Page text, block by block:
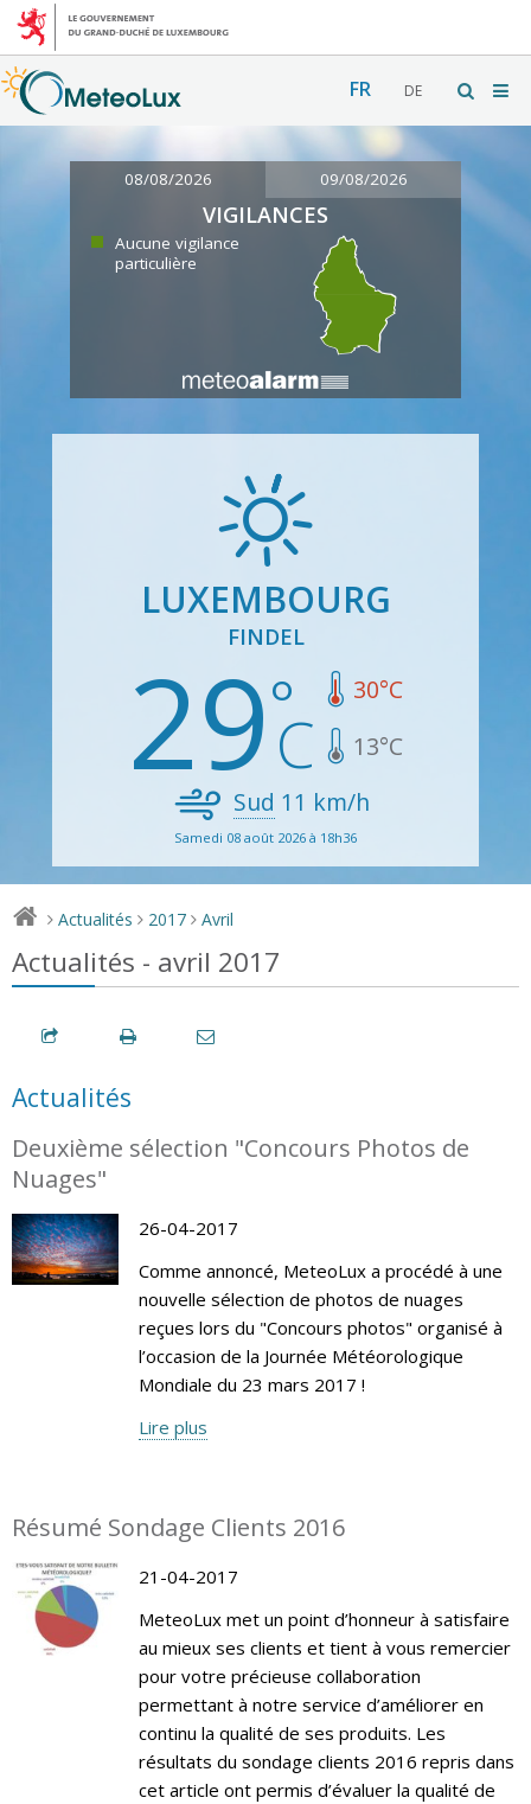
FR DE
08/08/2026 09/08/2026
VIGILANCES
Aucune vigilance
particulière
LUXEMBOURG
FINDEL
29 30°C
13°C
Sud 11 km/h
Samedi 08 août 2026 à 18h36
> Actualités > 2017 > Avril
Actualités - avril 2017
Actualités
Deuxième sélection "Concours Photos de
Nuages"
26-04-2017
Comme annoncé, MeteoLux a procédé à une
nouvelle sélection de photos de nuages
reçues lors du "Concours photos" organisé à
l’occasion de la Journée Météorologique
Mondiale du 23 mars 2017 !
Lire plus
Résumé Sondage Clients 2016
21-04-2017
MeteoLux met un point d’honneur à satisfaire
au mieux ses clients et tient à vous remercier
pour votre précieuse collaboration
permettant à notre service d’améliorer en
continu la qualité de ses produits. Les
résultats du sondage clients 2016 repris dans
cet article ont permis d’évaluer la qualité de